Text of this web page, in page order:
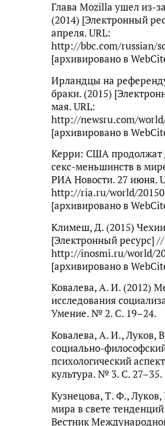
Глава Mozilla ушел из-
(2014) [Электронный
апреля. URL:
http://bbc.com/russian/
[архивировано в
Ирландцы на
браки. (2015)
мая. URL:
http://newsru.com/
[архивировано в
Керри: США продолжат
секс-меньшинств в
РИА Новости. 27 июня.
http://ria.ru/world/
[архивировано в
Климеш, Д. (2015)
[Электронный ресурс]
http://inosmi.ru/world/
[архивировано в
Ковалева, А. И. (2012)
исследования
Умение. № 2. С. 19–24.
Ковалева, А. И., Луков,
социально-
психологический
культура. № 3. С. 27–35.
Кузнецова, Т. Ф., Луков,
мира в свете
Вестник